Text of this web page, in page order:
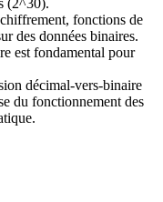
(2^30).
fonctions de
des données binaires.
est fondamental pour
décimal-vers-binaire
du fonctionnement des